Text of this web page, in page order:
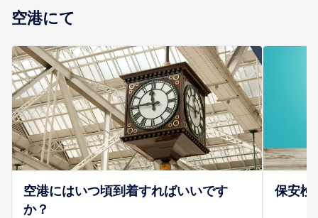
空港にて
空港にはいつ頃到着すればいいです
か？
保安検